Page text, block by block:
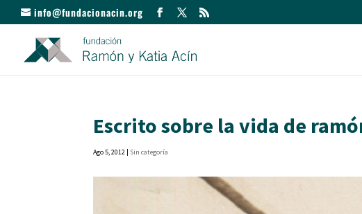
info@fundacionacin.org
Escrito sobre la vida de
Ago 5, 2012 | Sin categoría